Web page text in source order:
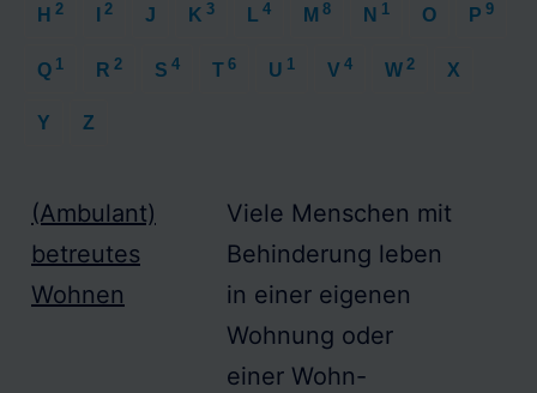
H 2 2 J K 3 L 4 M 8 N 1 O P 9
Q 1 R 2 S 4 T 6 U 1 V 4 W 2 X
Y Z
(Ambulant)
betreutes
Wohnen
Viele Menschen mit
Behinderung leben
in einer eigenen
Wohnung oder
einer Wohn-